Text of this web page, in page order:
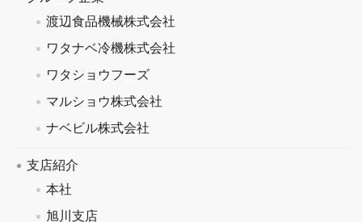
渡辺食品機械株式会社
ワタナベ冷機株式会社
ワタショウフーズ
マルショウ株式会社
ナベビル株式会社
支店紹介
本社
旭川支店